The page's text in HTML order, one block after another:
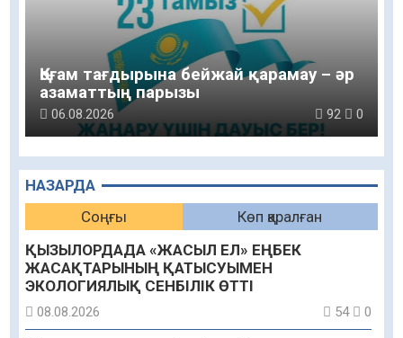
НАЗАРДА
Соңғы
Көп қаралған
ҚЫЗЫЛОРДАДА «ЖАСЫЛ ЕЛ» ЕҢБЕК
ЖАСАҚТАРЫНЫҢ ҚАТЫСУЫМЕН
ЭКОЛОГИЯЛЫҚ СЕНБІЛІК ӨТТІ
08.08.2026 54 0
Қоғам тағдырына бейжай қарамау – әр
азаматтың парызы
06.08.2026 92 0